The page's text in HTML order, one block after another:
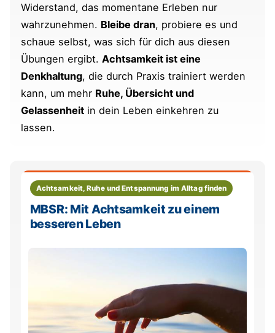
Widerstand, das momentane Erleben nur
wahrzunehmen. Bleibe dran, probiere es und
schaue selbst, was sich für dich aus diesen
Übungen ergibt.Achtsamkeit ist eine
Denkhaltung, die durch Praxis trainiert werden
kann, um mehr Ruhe, Übersicht und
Gelassenheit in dein Leben einkehren zu
lassen.
Achtsamkeit, Ruhe und Entspannung im Alltag finden
MBSR: Mit Achtsamkeit zu einem
besseren Leben